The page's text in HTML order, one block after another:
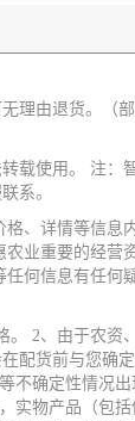
理由退货。（
载使用。 注：
系。
、详情等信息
业重要的经营
何信息有任何
。 2、由于农资
配货前与您确
不确定性情况
物产品（包括